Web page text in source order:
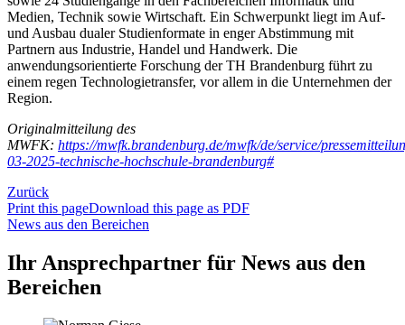
Medien, Technik sowie Wirtschaft. Ein Schwerpunkt liegt im Auf-
und Ausbau dualer Studienformate in enger Abstimmung mit
Partnern aus Industrie, Handel und Handwerk. Die
anwendungsorientierte Forschung der TH Brandenburg führt zu
einem regen Technologietransfer, vor allem in die Unternehmen der
Region.
Originalmitteilung des
MWFK: https://mwfk.brandenburg.de/mwfk/de/service/
03-2025-technische-hochschule-brandenburg#
Zurück
Print this pageDownload this page as PDF
News aus den Bereichen
Ihr Ansprechpartner für News aus den
Bereichen